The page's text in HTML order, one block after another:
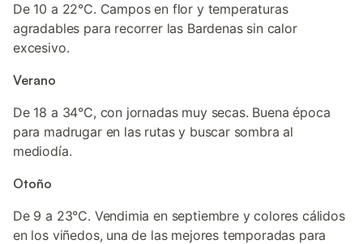
De 10 a 22°C. Campos en flor y temperaturas
agradables para recorrer las Bardenas sin calor
excesivo.
Verano
De 18 a 34°C, con jornadas muy secas. Buena época
para madrugar en las rutas y buscar sombra al
mediodía.
Otoño
De 9 a 23°C. Vendimia en septiembre y colores cálidos
en los viñedos, una de las mejores temporadas para